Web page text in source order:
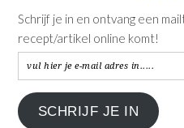
Schrijf je in en ontvang een
recept/artikel online komt!
vul
hier
je
e-
SCHRIJF JE IN